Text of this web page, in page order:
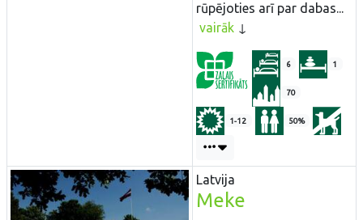
rūpējoties arī par dabas...
vairāk
6 1
70
1-12 50%
Latvija
Meke